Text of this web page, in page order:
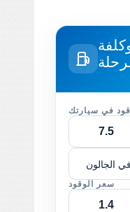
في سيارتك
سعر الوقود